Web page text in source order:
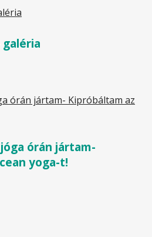
galéria
órán jártam-
yoga-t!